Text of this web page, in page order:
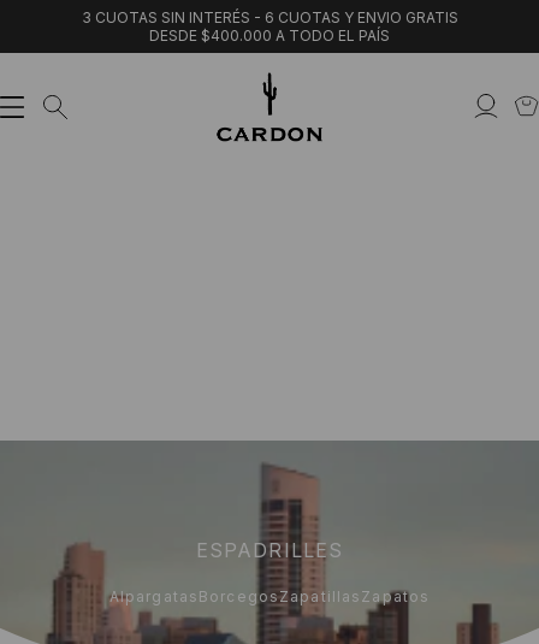
3 CUOTAS SIN INTERÉS - 6 CUOTAS Y ENVIO GRATIS
DESDE $400.000 A TODO EL PAÍS
ESPADRILLES
Alpargatas BorcegosZapatillas Zapatos